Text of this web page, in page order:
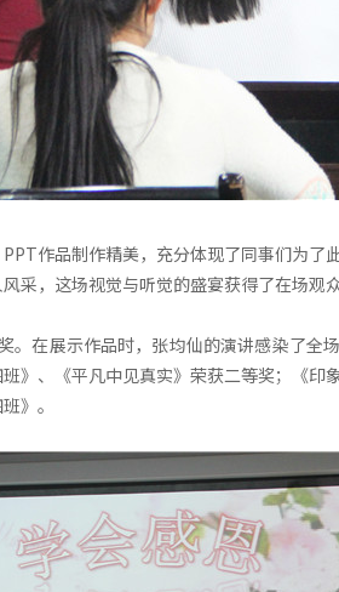
作品制作精美，充分体现了同事们为了
采，这场视觉与听觉的盛宴获得了在场观
在展示作品时，张均仙的演讲感染了全
》、《平凡中见真实》荣获二等奖；《印
》。